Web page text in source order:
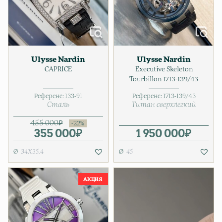
Ulysse Nardin
CAPRICE
Референс: 133-91
Сталь
455 000₽
Первоначальная цена
355 000₽
Текущая цена: 355 000₽.
34Х35,4
Ulysse Nardin
Executive Skeleton
Tourbillon 1713-139/43
Референс: 1713-139/43
Титан сверхлегкий
1 950 000₽
45